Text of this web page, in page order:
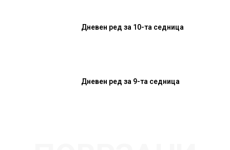
Дневен ред за 10-та седница
Дневен ред за 9-та седница